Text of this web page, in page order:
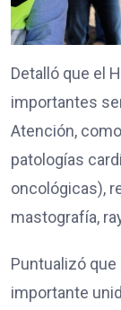
Detalló que el
importantes
Atención,
patologías
oncológicas),
mastografía,
Puntualizó que
importante